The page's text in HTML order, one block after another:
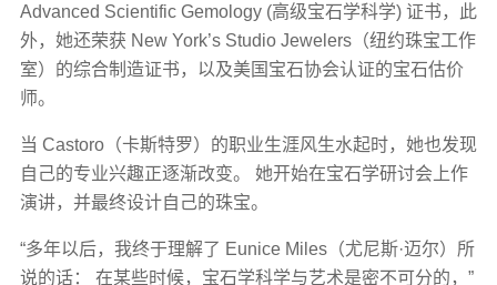
Advanced Scientific Gemology (高级宝石学科学) 证书，此
外，她还荣获 New York’s Studio Jewelers（纽约珠宝工作
室）的综合制造证书，以及美国宝石协会认证的宝石估价
师。
当 Castoro（卡斯特罗）的职业生涯风生水起时，她也发现
自己的专业兴趣正逐渐改变。 她开始在宝石学研讨会上作
演讲，并最终设计自己的珠宝。
“多年以后，我终于理解了 Eunice Miles（尤尼斯·迈尔）所
说的话： 在某些时候，宝石学科学与艺术是密不可分的，”